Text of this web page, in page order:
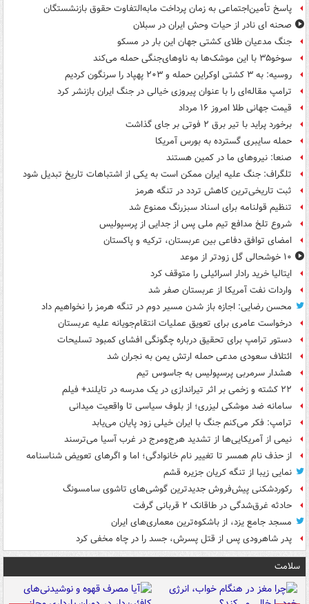
پاسخ تأمین‌اجتماعی به زمان پرداخت مابه‌التفاوت حقوق بازنشستگان
صحنه ای نادر از حیات وحش ایران در سبلان
جنگ مدعیان طلای کشتی جهان این بار در مسکو
سوخو۳۵ با این موشک‌ها به ناوهای‌جنگی حمله می‌کند
روسیه: به ۳ کشتی اوکراین حمله و ۲۰۳ پهپاد را سرنگون کردیم
ترامپ مقاله‌ای را با عنوان پیروزی خیالی در جنگ ایران بازنشر کرد
قیمت جهانی طلا امروز ۱۶ مرداد
برخورد پراید با تیر برق ۲ فوتی بر جای گذاشت
حمله سایبری گسترده به بورس آمریکا
صنعا: نیروهای ما در کمین‌ هستند
تلگراف: جنگ علیه ایران ممکن است به یکی از اشتباهات تاریخ تبدیل شود
ثبت تاریخی‌ترین کاهش تردد در تنگه هرمز
تنظیم قولنامه برای اسناد سبزرنگ ممنوع شد
شروع تلخ مدافع تیم ملی پس از جدایی از پرسپولیس
امضای توافق دفاعی بین عربستان، ترکیه و پاکستان
۱۰ خوشحالی گل زودتر از موعد
ایتالیا خرید رادار اسرائیلی را متوقف کرد
واردات نفت آمریکا از عربستان صفر شد
محسن رضایی: اجازه باز شدن مسیر دوم در تنگه هرمز را نخواهیم داد
درخواست عامری برای تعویق عملیات انتقام‌جویانه علیه عربستان
دستور ترامپ برای تحقیق درباره چگونگی افشای کمبود تسلیحات
ائتلاف سعودی مدعی حمله ارتش یمن به نجران شد
هشدار سرمربی پرسپولیس به جاسوس تیم
۲۲ کشته و زخمی بر اثر تیراندازی در یک مدرسه در تایلند+ فیلم
سامانه ضد موشکی لیزری؛ از بلوف سیاسی تا واقعیت میدانی
ترامپ: فکر می‌کنم جنگ با ایران خیلی زود پایان می‌یابد
نیمی از آمریکایی‌ها از تشدید هرج‌ومرج در غرب آسیا می‌ترسند
از حذف نام همسر تا تغییر نام خانوادگی؛ اما و اگرهای تعویض شناسنامه
نمایی زیبا از تنگه کریان جزیره قشم
رکوردشکنی پیش‌فروش جدیدترین گوشی‌های تاشوی سامسونگ
حادثه غرق‌شدگی در طاقانک ۲ قربانی گرفت
مسجد جامع یزد، از باشکوه‌ترین معماری‌های ایران
پدر شاهرودی پس از قتل پسرش، جسد را در چاه مخفی کرد
سلامت